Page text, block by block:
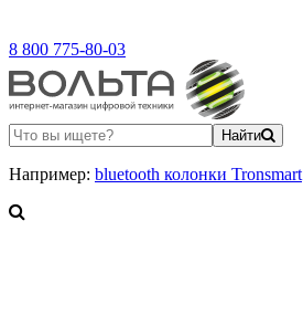
8 800 775-80-03
Найти
Например: bluetooth колонки Tronsmart